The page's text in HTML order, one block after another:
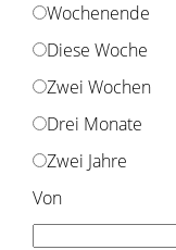
Wochenende
Diese Woche
Zwei Wochen
Drei Monate
Zwei Jahre
Von